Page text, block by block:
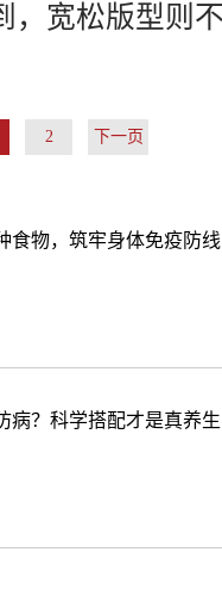
，宽松版型则
2 下一页
食物，筑牢身体免疫防线
病？科学搭配才是真养生